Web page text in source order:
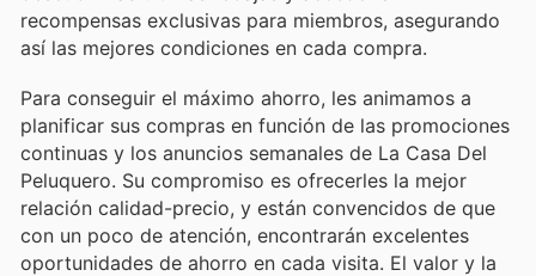
recompensas exclusivas para miembros, asegurando
así las mejores condiciones en cada compra.
Para conseguir el máximo ahorro, les animamos a
planificar sus compras en función de las promociones
continuas y los anuncios semanales de La Casa Del
Peluquero. Su compromiso es ofrecerles la mejor
relación calidad-precio, y están convencidos de que
con un poco de atención, encontrarán excelentes
oportunidades de ahorro en cada visita. El valor y la